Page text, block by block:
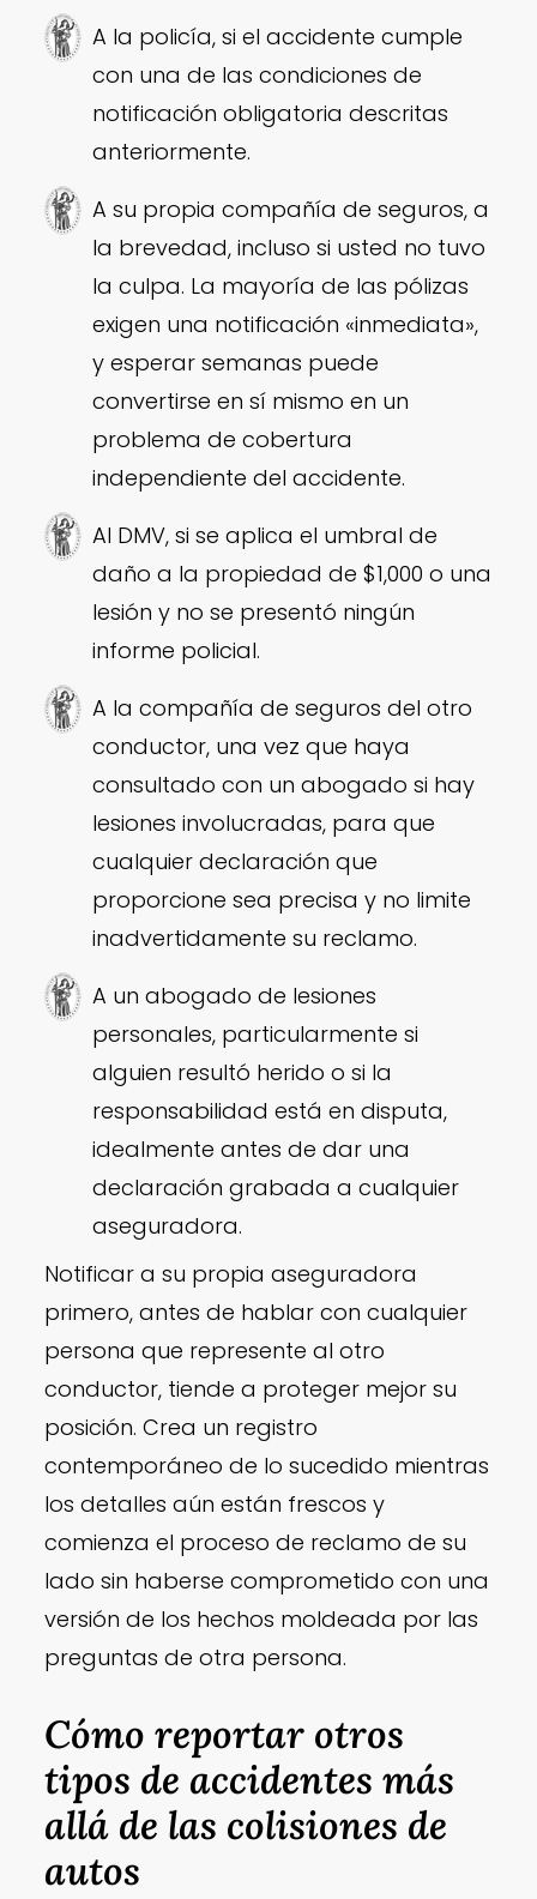
A la policía, si el accidente cumple
con una de las condiciones de
notificación obligatoria descritas
anteriormente.
A su propia compañía de seguros, a
la brevedad, incluso si usted no tuvo
la culpa. La mayoría de las pólizas
exigen una notificación «inmediata»,
y esperar semanas puede
convertirse en sí mismo en un
problema de cobertura
independiente del accidente.
Al DMV, si se aplica el umbral de
daño a la propiedad de $1,000 o una
lesión y no se presentó ningún
informe policial.
A la compañía de seguros del otro
conductor, una vez que haya
consultado con un abogado si hay
lesiones involucradas, para que
cualquier declaración que
proporcione sea precisa y no limite
inadvertidamente su reclamo.
A un abogado de lesiones
personales, particularmente si
alguien resultó herido o si la
responsabilidad está en disputa,
idealmente antes de dar una
declaración grabada a cualquier
aseguradora.
Notificar a su propia aseguradora
primero, antes de hablar con cualquier
persona que represente al otro
conductor, tiende a proteger mejor su
posición. Crea un registro
contemporáneo de lo sucedido mientras
los detalles aún están frescos y
comienza el proceso de reclamo de su
lado sin haberse comprometido con una
versión de los hechos moldeada por las
preguntas de otra persona.
Cómo reportar otros
tipos de accidentes más
allá de las colisiones de
autos